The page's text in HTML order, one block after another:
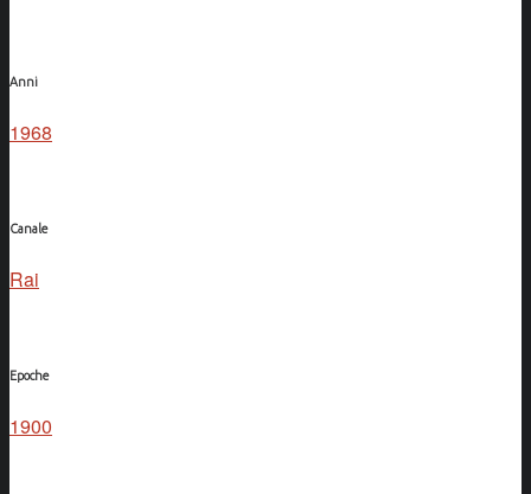
Anni
1968
Canale
Rai
Epoche
1900